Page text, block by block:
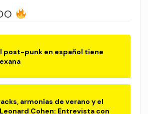
post-punk en español tiene
armonías de verano y el
Cohen: Entrevista con